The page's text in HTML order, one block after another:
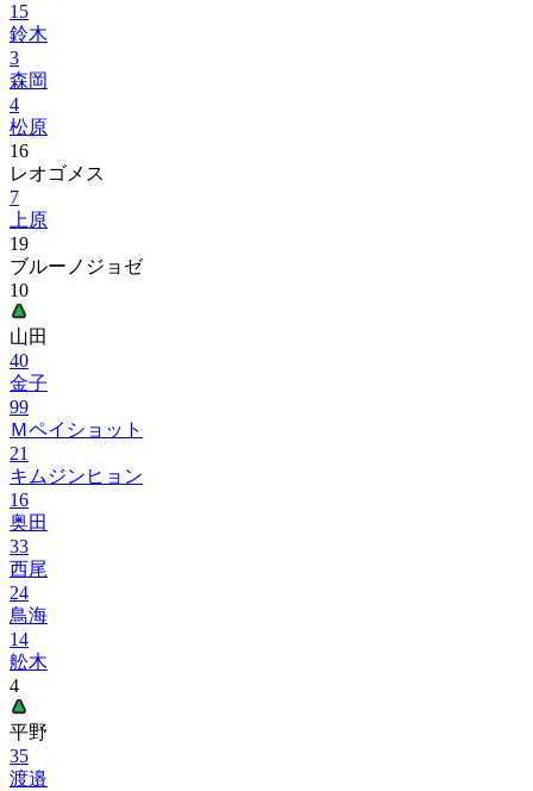
15
鈴木
3
森岡
4
松原
16
レオゴメス
7
上原
19
ブルーノジョゼ
10
山田
40
金子
99
Ｍペイショット
21
キムジンヒョン
16
奥田
33
西尾
24
鳥海
14
舩木
4
平野
35
渡邉